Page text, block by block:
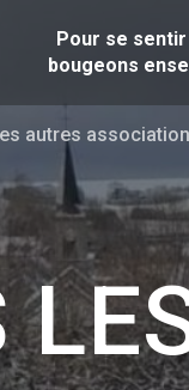
Pour se sentir
bougeons
autres